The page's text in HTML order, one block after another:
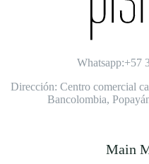
Whatsapp:+57
Dirección: Centro comercial
Bancolombia,
Main